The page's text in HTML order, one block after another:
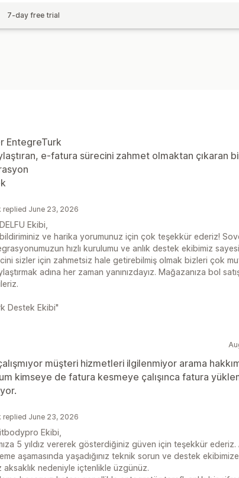
7-day free trial
EntegreTurk
e-fatura sürecini zahmet olmaktan çıkaran
replied June 23, 2026
Ekibi,
ve harika yorumunuz için çok teşekkür ederiz!
hızlı kurulumu ve anlık destek ekibimiz
sizler için zahmetsiz hale getirebilmiş olmak bizleri çok
adına her zaman yanınızdayız. Mağazanıza bol
Destek Ekibi"
müşteri hizmetleri ilgilenmiyor arama
kimseye de fatura kesmeye çalışınca fatura
replied June 23, 2026
Ekibi,
5 yıldız vererek gösterdiğiniz güven için teşekkür ederiz.
aşamasında yaşadığınız teknik sorun ve destek
aksaklık nedeniyle içtenlikle üzgünüz.